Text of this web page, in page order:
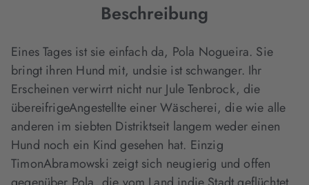
Beschreibung
Eines Tages ist sie einfach da, Pola Nogueira. Sie
bringt ihren Hund mit, undsie ist schwanger. Ihr
Erscheinen verwirrt nicht nur Jule Tenbrock, die
übereifrigeAngestellte einer Wäscherei, die wie alle
anderen im siebten Distriktseit langem weder einen
Hund noch ein Kind gesehen hat. Einzig
TimonAbramowski zeigt sich neugierig und offen